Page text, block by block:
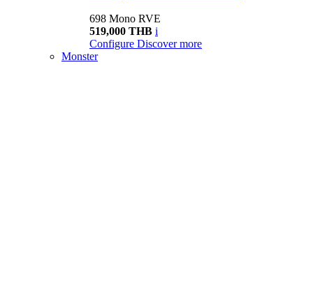
698 Mono RVE
519,000 THB i
Configure Discover more
Monster